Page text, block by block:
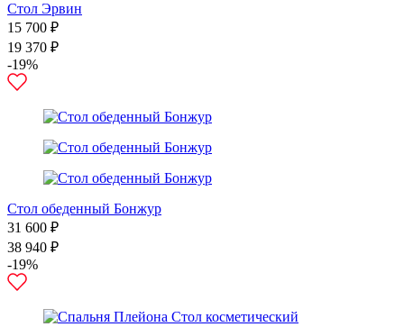
Стол Эрвин
15 700 ₽
19 370 ₽
-19%
Стол обеденный Бонжур
31 600 ₽
38 940 ₽
-19%